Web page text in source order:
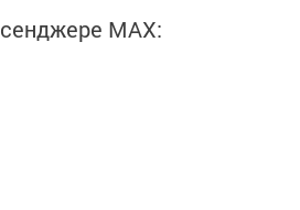
MАХ: